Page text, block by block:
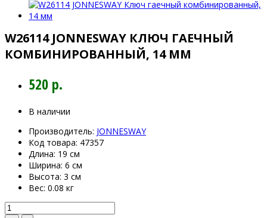
W26114 JONNESWAY КЛЮЧ ГАЕЧНЫЙ
КОМБИНИРОВАННЫЙ, 14 ММ
520 р.
В наличии
Производитель: JONNESWAY
Код товара: 47357
Длина: 19 см
Ширина: 6 см
Высота: 3 см
Вес: 0.08 кг